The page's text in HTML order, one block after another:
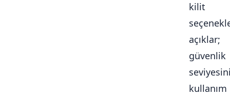
kilit
açıklar;
güvenlik
kullanım